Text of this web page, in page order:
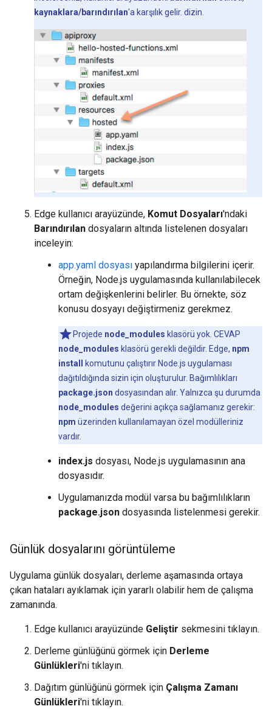
kaynaklara/barındırılan'a karşılık gelir. dizin.
Edge kullanıcı arayüzünde, Komut Dosyaları'ndaki
Barındırılan dosyaların altında listelenen dosyaları
inceleyin:
app.yaml dosyası yapılandırma bilgilerini içerir.
Örneğin, Node.js uygulamasında kullanılabilecek
ortam değişkenlerini belirler. Bu örnekte, söz
konusu dosyayı değiştirmeniz gerekmez.
Projede node_modules klasörü yok. CEVAP
node_modules klasörü gerekli değildir. Edge, npm
install
komutunu çalıştırır Node.js uygulaması
dağıtıldığında sizin için oluşturulur. Bağımlılıkları
package.json dosyasından alır. Yalnızca şu durumda
node_modules değerini açıkça sağlamanız gerekir:
npm üzerinden kullanılamayan özel modülleriniz
vardır.
index.js dosyası, Node.js uygulamasının ana
dosyasıdır.
Uygulamanızda modül varsa bu bağımlılıkların
package.json dosyasında listelenmesi gerekir.
Günlük dosyalarını görüntüleme
Uygulama günlük dosyaları, derleme aşamasında ortaya
çıkan hataları ayıklamak için yararlı olabilir hem de çalışma
zamanında.
Edge kullanıcı arayüzünde Geliştir sekmesini tıklayın.
Derleme günlüğünü görmek için Derleme
Günlükleri'ni tıklayın.
Dağıtım günlüğünü görmek için Çalışma Zamanı
Günlükleri'ni tıklayın.